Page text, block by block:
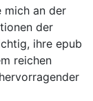
mich an der
der
ihre epub
reichen